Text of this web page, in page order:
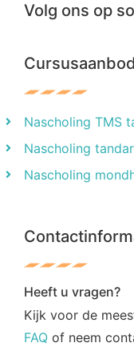
Volg ons op
Cursusaanbod
Nascholing TMS
Nascholing
Nascholing
Heeft u vragen?
Kijk voor de
FAQ of neem